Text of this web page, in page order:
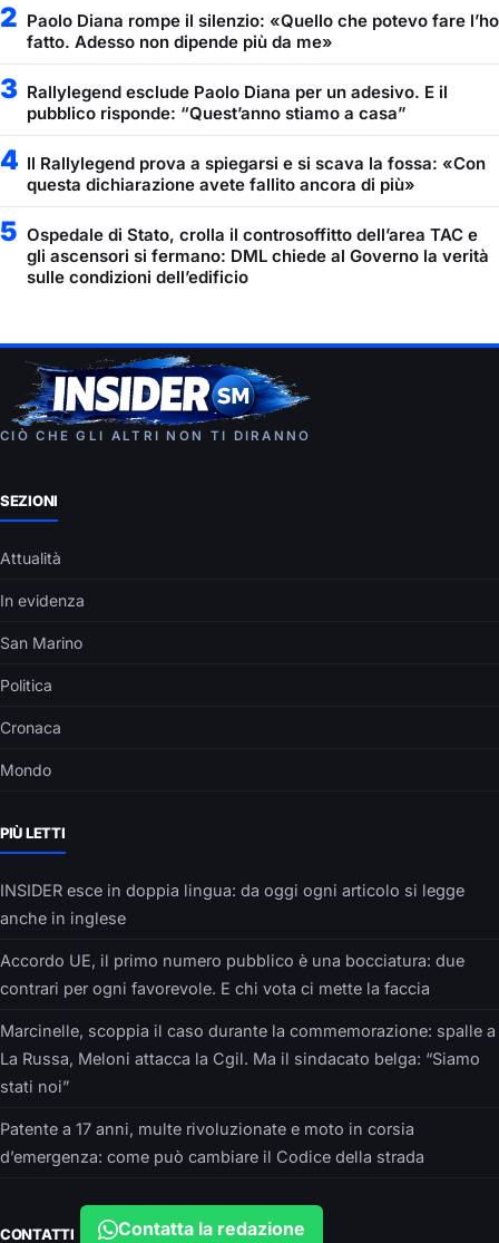
2 Paolo Diana rompe il silenzio: «Quello che potevo fare l’ho
fatto. Adesso non dipende più da me»
3 Rallylegend esclude Paolo Diana per un adesivo. E il
pubblico risponde: “Quest’anno stiamo a casa”
4 Il Rallylegend prova a spiegarsi e si scava la fossa: «Con
questa dichiarazione avete fallito ancora di più»
5 Ospedale di Stato, crolla il controsoffitto dell’area TAC e
gli ascensori si fermano: DML chiede al Governo la verità
sulle condizioni dell’edificio
CIÒ CHE GLI ALTRI NON TI DIRANNO
SEZIONI
Attualità
In evidenza
San Marino
Politica
Cronaca
Mondo
PIÙ LETTI
INSIDER esce in doppia lingua: da oggi ogni articolo si legge
anche in inglese
Accordo UE, il primo numero pubblico è una bocciatura: due
contrari per ogni favorevole. E chi vota ci mette la faccia
Marcinelle, scoppia il caso durante la commemorazione: spalle a
La Russa, Meloni attacca la Cgil. Ma il sindacato belga: “Siamo
stati noi”
Patente a 17 anni, multe rivoluzionate e moto in corsia
d’emergenza: come può cambiare il Codice della strada
CONTATTI Contatta la redazione